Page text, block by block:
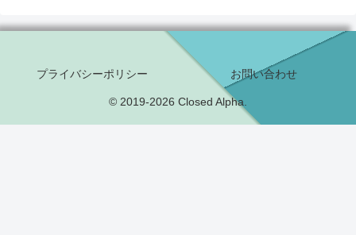
プライバシーポリシー お問い合わせ
© 2019-2026 Closed Alpha.